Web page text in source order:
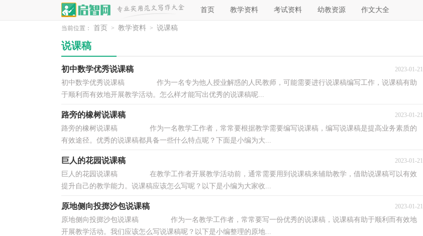
首页 教学资料 考试资料 幼教资源 作文大全
当前位置： 首页 > 教学资料 > 说课稿
说课稿
初中数学优秀说课稿 2023-01-21
初中数学优秀说课稿 作为一名专为他人授业解惑的人民教师，可能需要进行说课稿编写工作，说课稿有助
于顺利而有效地开展教学活动。怎么样才能写出优秀的说课稿呢...
路旁的橡树说课稿 2023-01-21
路旁的橡树说课稿 作为一名教学工作者，常常要根据教学需要编写说课稿，编写说课稿是提高业务素质的
有效途径。优秀的说课稿都具备一些什么特点呢？下面是小编为大...
巨人的花园说课稿 2023-01-21
巨人的花园说课稿 在教学工作者开展教学活动前，通常需要用到说课稿来辅助教学，借助说课稿可以有效
提升自己的教学能力。说课稿应该怎么写呢？以下是小编为大家收...
原地侧向投掷沙包说课稿 2023-01-21
原地侧向投掷沙包说课稿 作为一名教学工作者，常常要写一份优秀的说课稿，说课稿有助于顺利而有效地
开展教学活动。我们应该怎么写说课稿呢？以下是小编整理的原地...